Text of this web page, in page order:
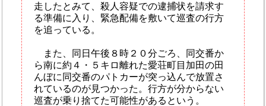
走したとみて、殺人容疑での逮捕状を請求す
る準備に入り、緊急配備を敷いて巡査の行方
を追っている。
また、同日午後８時２０分ごろ、同交番か
ら南に約４・５キロ離れた愛荘町目加田の田
んぼに同交番のパトカーが突っ込んで放置さ
れているのが見つかった。行方が分からない
巡査が乗り捨てた可能性があるという。